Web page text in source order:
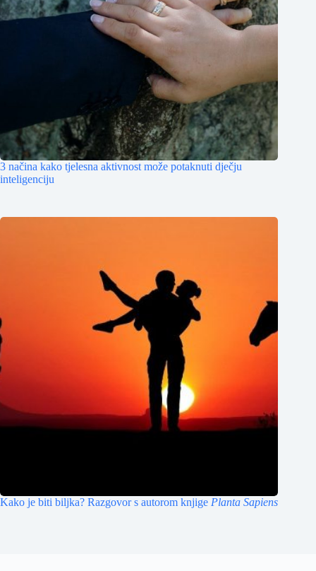
3 načina kako tjelesna aktivnost može potaknuti dječju
inteligenciju
Kako je biti biljka? Razgovor s autorom knjige Planta Sapiens